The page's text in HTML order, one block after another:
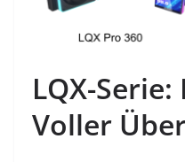
LQX-
Voller